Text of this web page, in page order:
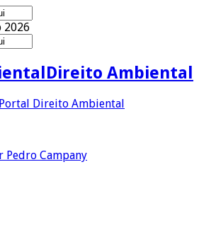
2026
Direito Ambiental
Pedro Campany